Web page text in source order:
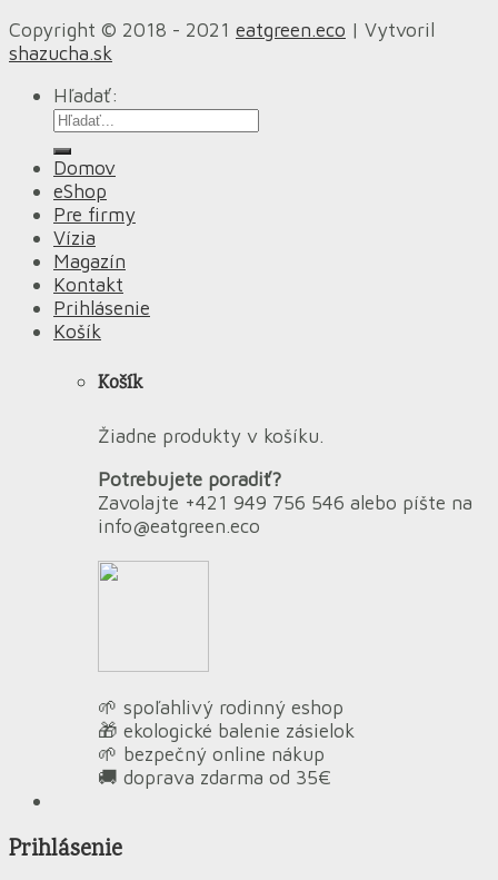
Copyright © 2018 - 2021 eatgreen.eco | Vytvoril
shazucha.sk
Hľadať:
Domov
eShop
Pre firmy
Vízia
Magazín
Kontakt
Prihlásenie
Košík
Košík
Žiadne produkty v košíku.
Potrebujete poradiť?
Zavolajte +421 949 756 546 alebo píšte na
info@eatgreen.eco
🌱 spoľahlivý rodinný eshop
🎁 ekologické balenie zásielok
🌱 bezpečný online nákup
🚚 doprava zdarma od 35€
Prihlásenie